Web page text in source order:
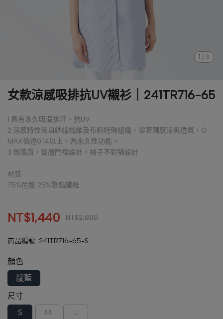
1 / 3
女款涼感吸排抗UV襯衫｜241TR716-65
1.具有永久吸濕排汗、抗UV
2.涼感特性來自紗線纖維及布料特殊組織，穿著觸感涼爽透氣，Q-
MAX值達0.14以上，為永久性功能。
3.微落肩，雙層門襟設計，袖子不對稱設計
材質:
75%尼龍 25%聚酯纖維
NT$1,440 NT$2,880
商品編號: 241TR716-65-S
顏色
靛藍
尺寸
S
M L